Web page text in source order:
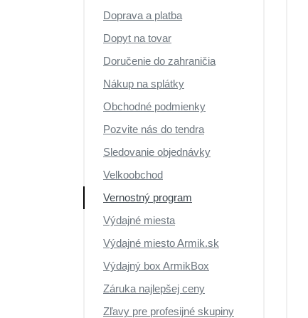
Doprava a platba
Dopyt na tovar
Doručenie do zahraničia
Nákup na splátky
Obchodné podmienky
Pozvite nás do tendra
Sledovanie objednávky
Velkoobchod
Vernostný program
Výdajné miesta
Výdajné miesto Armik.sk
Výdajný box ArmikBox
Záruka najlepšej ceny
Zľavy pre profesijné skupiny